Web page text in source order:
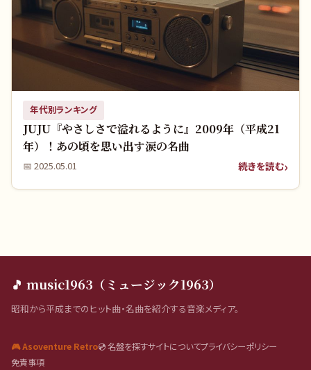
年代別ランキング
JUJU『やさしさで溢れるように』2009年（平成21
年）！あの頃を思い出す涙の名曲
📅 2025.05.01 続きを読む
🎵 music1963（ミュージック1963）
昭和から平成までのヒット曲・名曲を紹介する音楽メディア。
🎮 Asoventure Retro💿 名盤を探すサイトについてプライバシーポリシー
免責事項